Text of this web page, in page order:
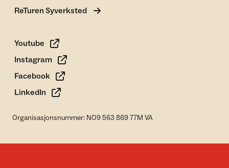
ReTuren Syverksted
Youtube
Instagram
Facebook
LinkedIn
Organisasjonsnummer: NO9 563 869 77M VA